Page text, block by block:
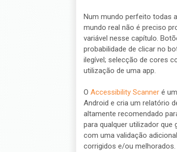
Num mundo perfeito todas
mundo real não é preciso
variável nesse capítulo.
probabilidade de clicar no
ilegível; selecção de cores
utilização de uma app.
O Accessibility Scanneré
Android e cria um relatório
altamente recomendado
para qualquer utilizador
com uma validação
corrigidos e/ou melhorados.